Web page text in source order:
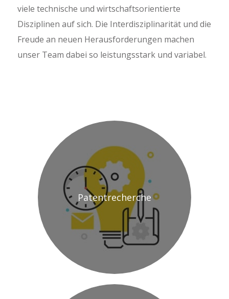
viele technische und wirtschaftsorientierte
Disziplinen auf sich. Die Interdisziplinarität und die
Freude an neuen Herausforderungen machen
unser Team dabei so leistungsstark und variabel.
Patentrecherche